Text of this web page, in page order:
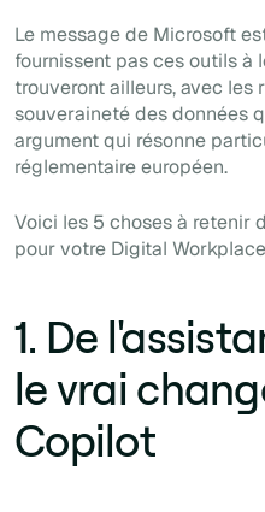
Le message de Microsoft
fournissent pas ces outils à
trouveront ailleurs, avec
souveraineté des données
argument qui résonne
réglementaire européen.
Voici les 5 choses à retenir
pour votre Digital
1. De
le vrai
Copilot